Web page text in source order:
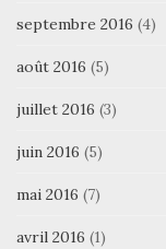
septembre 2016 (4)
août 2016 (5)
juillet 2016 (3)
juin 2016 (5)
mai 2016 (7)
avril 2016 (1)